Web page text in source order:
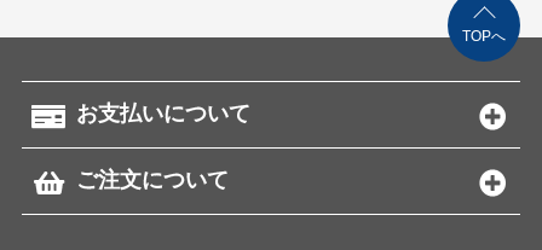
お支払いについて
ご注文について
TOPへ